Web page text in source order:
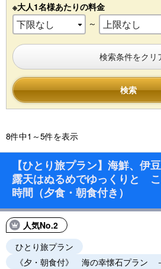
※大人1名様あたりの料金
～
検索条件をクリ
検索
8件中1～5件を表示
【ひとり旅プラン】海鮮、
露天はぬるめでゆっくりと
時間（夕食・朝食付き）
人気No.2
ひとり旅プラン
《夕・朝食付》 海の幸懐石プラン